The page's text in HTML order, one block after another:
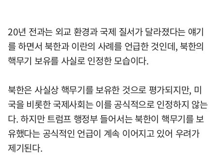
20년 전과는 외교 환경과 국제 질서가 달라졌다는 얘기
를 하면서 북한과 이란의 사례를 언급한 것인데, 북한의
핵무기 보유를 사실로 인정한 모습이다.
북한은 사실상 핵무기를 보유한 것으로 평가되지만, 미
국을 비롯한 국제사회는 이를 공식적으로 인정하지 않는
다. 하지만 트럼프 행정부 들어서는 북한이 핵무기를 보
유했다는 공식적인 언급이 계속 이어지고 있어 우려가
제기된다.